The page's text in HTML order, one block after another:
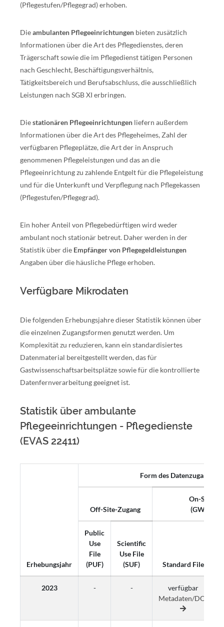
(Pflegestufen/Pflegegrad) erhoben.
Dieambulanten Pflegeeinrichtungen bieten zusätzlich
Informationen über die Art des Pflegedienstes, deren
Trägerschaft sowie die im Pflegedienst tätigen Personen
nach Geschlecht, Beschäftigungsverhältnis,
Tätigkeitsbereich und Berufsabschluss, die ausschließlich
Leistungen nach SGB XI erbringen.
Diestationären Pflegeeinrichtungen liefern außerdem
Informationen über die Art des Pflegeheimes, Zahl der
verfügbaren Pflegeplätze, die Art der in Anspruch
genommenen Pflegeleistungen und das an die
Pflegeeinrichtung zu zahlende Entgelt für die Pflegeleistung
und für die Unterkunft und Verpflegung nach Pflegekassen
(Pflegestufen/Pflegegrad).
Ein hoher Anteil von Pflegebedürftigen wird weder
ambulant noch stationär betreut. Daher werden in der
Statistik über die Empfänger von Pflegegeldleistungen
Angaben über die häusliche Pflege erhoben.
Verfügbare Mikrodaten
Die folgenden Erhebungsjahre dieser Statistik können über
die einzelnen Zugangsformen genutzt werden. Um
Komplexität zu reduzieren, kann ein standardisiertes
Datenmaterial bereitgestellt werden, das für
Gastwissenschaftsarbeitsplätze sowie für die kontrollierte
Datenfernverarbeitung geeignet ist.
Statistik über ambulante
Pflegeeinrichtungen - Pflegedienste
(EVAS 22411)
Erhebungsjahr
Form des Datenzugangs
Off-Site-Zugang
On-Site-
(GWAP,
Public
Use
File
(PUF)
Scientific
Use File
(SUF)
Standard File
2023 - -
verfügbar
Metadaten/DOI